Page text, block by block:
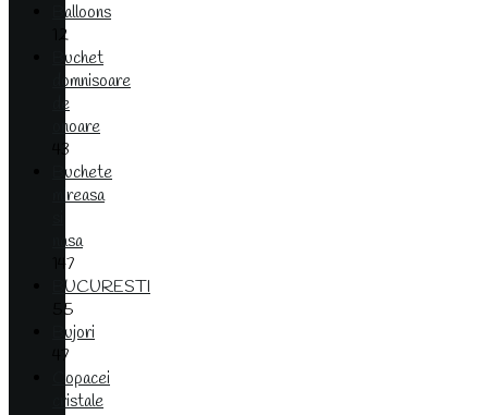
Balloons
12
Buchet
domnisoare
de
onoare
43
Buchete
mireasa
nasa
147
BUCURESTI
55
Bujori
47
Copacei
cristale